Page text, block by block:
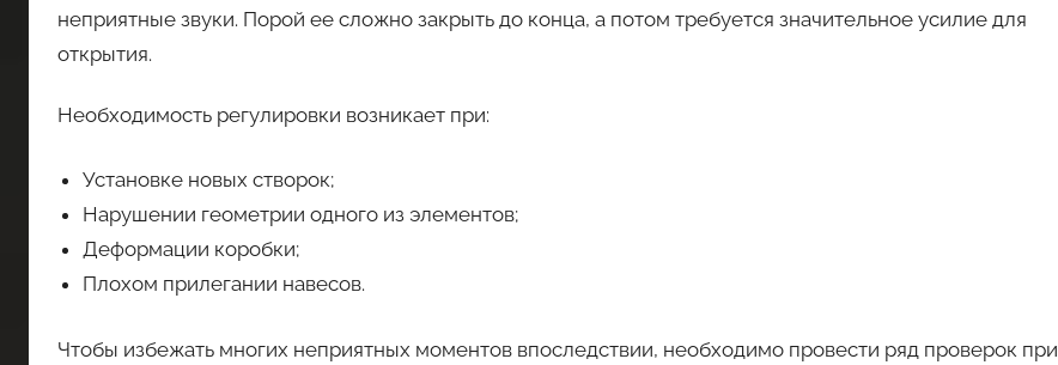
неприятные звуки. Порой ее сложно закрыть до конца, а потом требуется значительное усилие для
открытия.
Необходимость регулировки возникает при:
Установке новых створок;
Нарушении геометрии одного из элементов;
Деформации коробки;
Плохом прилегании навесов.
Чтобы избежать многих неприятных моментов впоследствии, необходимо провести ряд проверок при